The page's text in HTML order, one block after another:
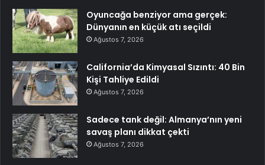
Oyuncağa benziyor ama gerçek:
Dünyanın en küçük atı seçildi
Ağustos 7, 2026
California’da Kimyasal Sızıntı: 40 Bin
Kişi Tahliye Edildi
Ağustos 7, 2026
Sadece tank değil: Almanya’nın yeni
savaş planı dikkat çekti
Ağustos 7, 2026